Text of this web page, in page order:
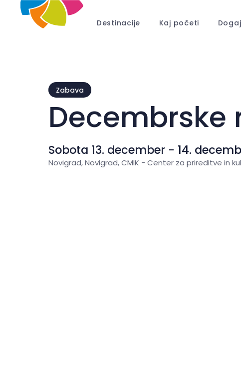
Destinacije Kaj početi
Zabava
Decembrske
Sobota 13. december - 14.
Novigrad, Novigrad, CMIK - Center za prireditve in